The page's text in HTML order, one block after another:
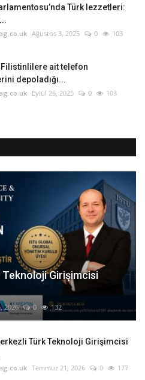
Türk lezzetleri:
Ağustos 3, 2025 0 103
ait telefon
depoladığı...
Eylül 26, 2025 0 103
Girişimcisi
2026 0 132
Türk Teknoloji Girişimcisi
Temmuz 21, 2026 0 177